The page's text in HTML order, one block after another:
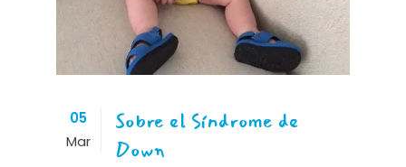
05
Mar
Sobre el Síndrome de
Down